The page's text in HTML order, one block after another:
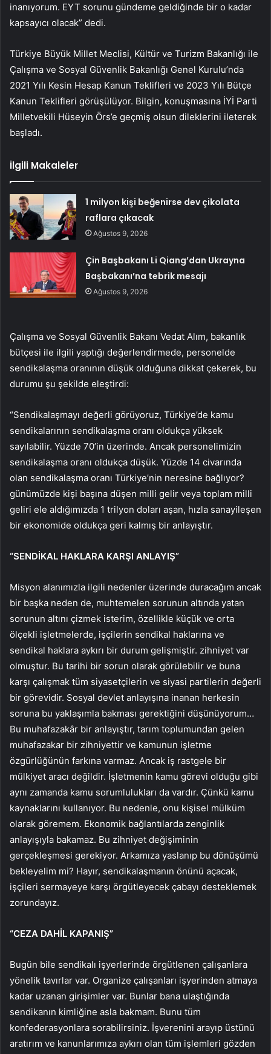
inanıyorum. EYT sorunu gündeme geldiğinde bir o kadar
kapsayıcı olacak” dedi.
Türkiye Büyük Millet Meclisi, Kültür ve Turizm Bakanlığı ile
Çalışma ve Sosyal Güvenlik Bakanlığı Genel Kurulu’nda
2021 Yılı Kesin Hesap Kanun Teklifleri ve 2023 Yılı Bütçe
Kanun Teklifleri görüşülüyor. Bilgin, konuşmasına İYİ Parti
Milletvekili Hüseyin Örs’e geçmiş olsun dileklerini ileterek
başladı.
İlgili Makaleler
1 milyon kişi beğenirse dev çikolata
raflara çıkacak
Ağustos 9, 2026
Çin Başbakanı Li Qiang’dan Ukrayna
Başbakanı’na tebrik mesajı
Ağustos 9, 2026
Çalışma ve Sosyal Güvenlik Bakanı Vedat Alım, bakanlık
bütçesi ile ilgili yaptığı değerlendirmede, personelde
sendikalaşma oranının düşük olduğuna dikkat çekerek, bu
durumu şu şekilde eleştirdi:
“Sendikalaşmayı değerli görüyoruz, Türkiye’de kamu
sendikalarının sendikalaşma oranı oldukça yüksek
sayılabilir. Yüzde 70’in üzerinde. Ancak personelimizin
sendikalaşma oranı oldukça düşük. Yüzde 14 civarında
olan sendikalaşma oranı Türkiye’nin neresine bağlıyor?
günümüzde kişi başına düşen milli gelir veya toplam milli
geliri ele aldığımızda 1 trilyon doları aşan, hızla sanayileşen
bir ekonomide oldukça geri kalmış bir anlayıştır.
“SENDİKAL HAKLARA KARŞI ANLAYIŞ”
Misyon alanımızla ilgili nedenler üzerinde duracağım ancak
bir başka neden de, muhtemelen sorunun altında yatan
sorunun altını çizmek isterim, özellikle küçük ve orta
ölçekli işletmelerde, işçilerin sendikal haklarına ve
sendikal haklara aykırı bir durum gelişmiştir. zihniyet var
olmuştur. Bu tarihi bir sorun olarak görülebilir ve buna
karşı çalışmak tüm siyasetçilerin ve siyasi partilerin değerli
bir görevidir. Sosyal devlet anlayışına inanan herkesin
soruna bu yaklaşımla bakması gerektiğini düşünüyorum…
Bu muhafazakâr bir anlayıştır, tarım toplumundan gelen
muhafazakar bir zihniyettir ve kamunun işletme
özgürlüğünün farkına varmaz. Ancak iş rastgele bir
mülkiyet aracı değildir. İşletmenin kamu görevi olduğu gibi
aynı zamanda kamu sorumlulukları da vardır. Çünkü kamu
kaynaklarını kullanıyor. Bu nedenle, onu kişisel mülküm
olarak göremem. Ekonomik bağlantılarda zenginlik
anlayışıyla bakamaz. Bu zihniyet değişiminin
gerçekleşmesi gerekiyor. Arkamıza yaslanıp bu dönüşümü
bekleyelim mi? Hayır, sendikalaşmanın önünü açacak,
işçileri sermayeye karşı örgütleyecek çabayı desteklemek
zorundayız.
“CEZA DAHİL KAPANIŞ”
Bugün bile sendikalı işyerlerinde örgütlenen çalışanlara
yönelik tavırlar var. Organize çalışanları işyerinden atmaya
kadar uzanan girişimler var. Bunlar bana ulaştığında
sendikanın kimliğine asla bakmam. Bunu tüm
konfederasyonlara sorabilirsiniz. İşverenini arayıp üstünü
aratırım ve kanunlarımıza aykırı olan tüm işlemleri gözden